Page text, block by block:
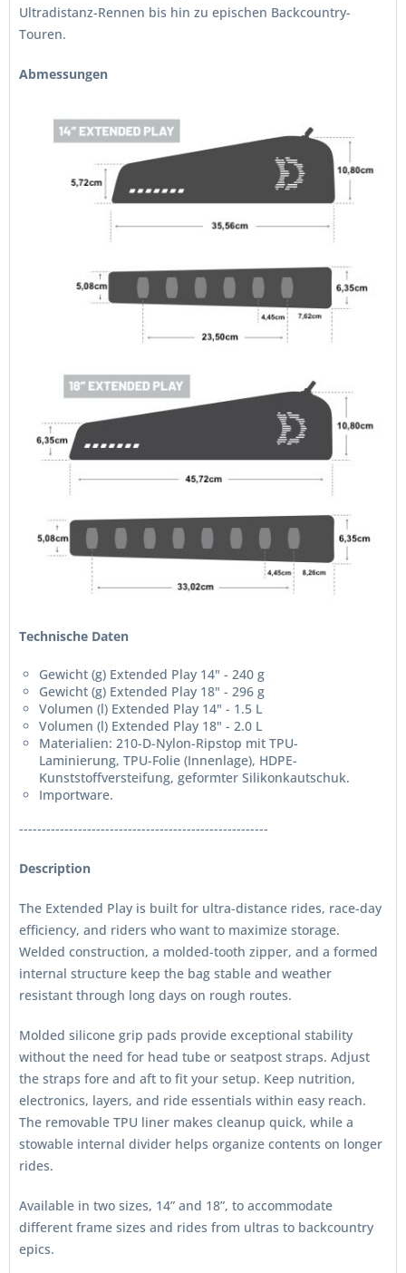
Ultradistanz-Rennen bis hin zu epischen Backcountry-
Touren.
Abmessungen
Technische Daten
Gewicht (g) Extended Play 14" - 240 g
Gewicht (g) Extended Play 18" - 296 g
Volumen (l) Extended Play 14" - 1.5 L
Volumen (l) Extended Play 18" - 2.0 L
Materialien: 210-D-Nylon-Ripstop mit TPU-
Laminierung, TPU-Folie (Innenlage), HDPE-
Kunststoffversteifung, geformter Silikonkautschuk.
Importware.
-------------------------------------------------------
Description
The Extended Play is built for ultra-distance rides, race-day
efficiency, and riders who want to maximize storage.
Welded construction, a molded-tooth zipper, and a formed
internal structure keep the bag stable and weather
resistant through long days on rough routes.
Molded silicone grip pads provide exceptional stability
without the need for head tube or seatpost straps. Adjust
the straps fore and aft to fit your setup. Keep nutrition,
electronics, layers, and ride essentials within easy reach.
The removable TPU liner makes cleanup quick, while a
stowable internal divider helps organize contents on longer
rides.
Available in two sizes, 14” and 18”, to accommodate
different frame sizes and rides from ultras to backcountry
epics.